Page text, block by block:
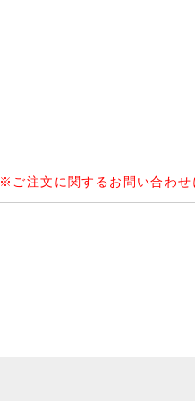
※ご注文に関するお問い合わせ